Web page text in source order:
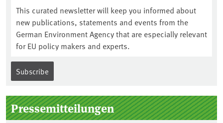
This curated newsletter will keep you informed about
new publications, statements and events from the
German Environment Agency that are especially relevant
for EU policy makers and experts.
Subscribe
Pressemitteilungen